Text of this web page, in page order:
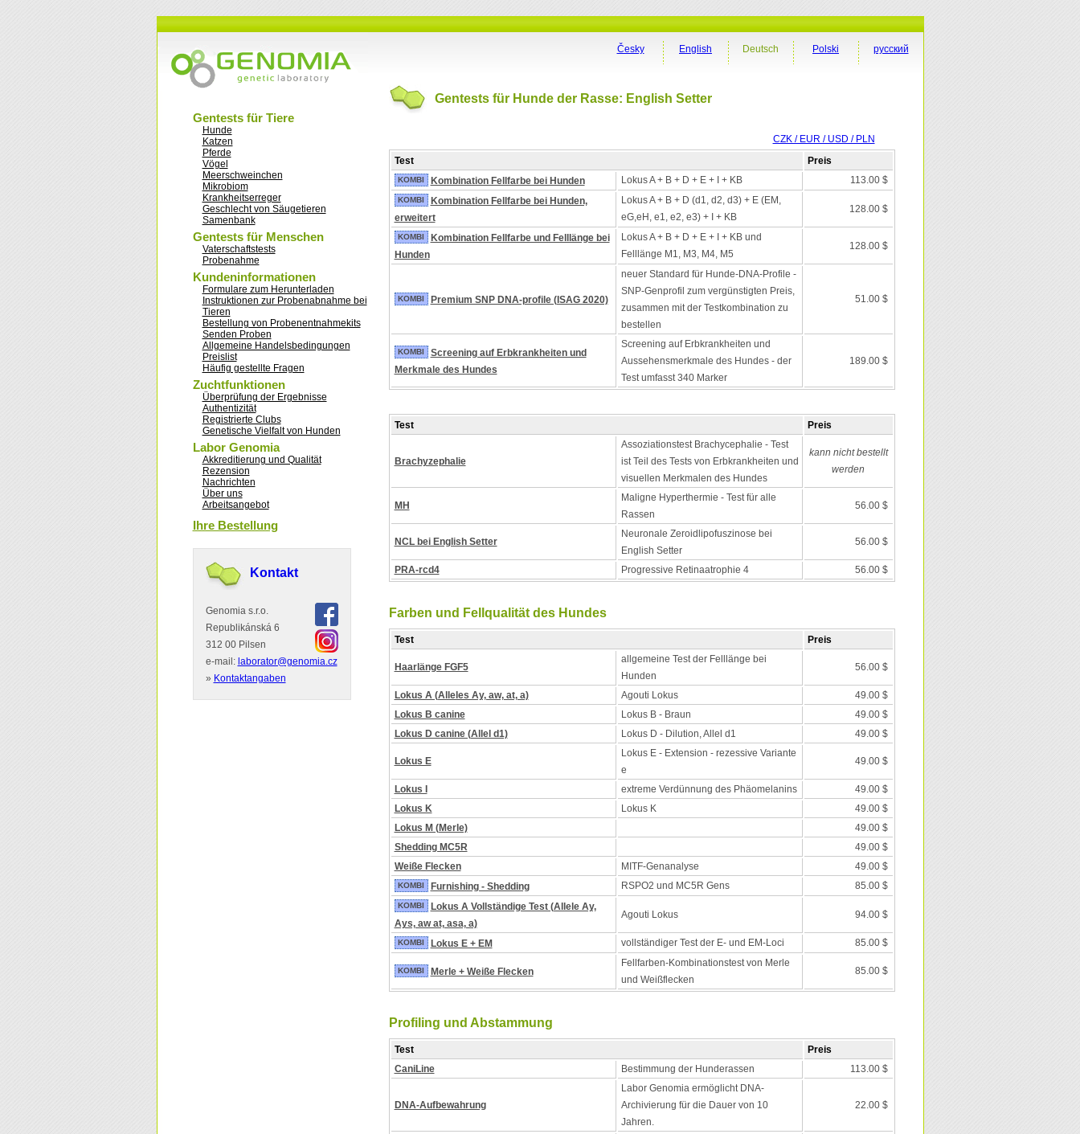
Gentests für Tiere
Hunde
Katzen
Pferde
Vögel
Meerschweinchen
Mikrobiom
Krankheitserreger
Geschlecht von Säugetieren
Samenbank
Gentests für Menschen
Vaterschaftstests
Probenahme
Kundeninformationen
Formulare zum Herunterladen
Instruktionen zur Probenabnahme bei
Tieren
Bestellung von Probenentnahmekits
Senden Proben
Allgemeine Handelsbedingungen
Preislist
Häufig gestellte Fragen
Zuchtfunktionen
Überprüfung der Ergebnisse
Authentizität
Registrierte Clubs
Genetische Vielfalt von Hunden
Labor Genomia
Akkreditierung und Qualität
Rezension
Nachrichten
Über uns
Arbeitsangebot
Ihre Bestellung
Kontakt
Genomia s.r.o.
Republikánská 6
312 00 Pilsen
e-mail: laborator@genomia.cz
» Kontaktangaben
русский
Polski
Deutsch
English
Česky
Gentests für Hunde der Rasse: English Setter
CZK / EUR / USD / PLN
Test
Preis
KOMBI Kombination Fellfarbe bei Hunden Lokus A + B + D + E + I + KB 113.00 $
KOMBI
Kombination Fellfarbe bei Hunden,
erweitert
Lokus A + B + D (d1, d2, d3) + E (EM,
eG,eH, e1, e2, e3) + I + KB
128.00 $
KOMBI
Kombination Fellfarbe und Felllänge bei
Hunden
Lokus A + B + D + E + I + KB und
Felllänge M1, M3, M4, M5
128.00 $
KOMBI Premium SNP DNA-profile (ISAG 2020)
neuer Standard für Hunde-DNA-Profile -
SNP-Genprofil zum vergünstigten Preis,
zusammen mit der Testkombination zu
bestellen
51.00 $
KOMBI
Screening auf Erbkrankheiten und
Merkmale des Hundes
Screening auf Erbkrankheiten und
Aussehensmerkmale des Hundes - der
Test umfasst 340 Marker
189.00 $
Test Preis
Brachyzephalie
Assoziationstest Brachycephalie - Test
ist Teil des Tests von Erbkrankheiten und
visuellen Merkmalen des Hundes
kann nicht bestellt
werden
MH
Maligne Hyperthermie - Test für alle
Rassen
56.00 $
NCL bei English Setter
Neuronale Zeroidlipofuszinose bei
English Setter
56.00 $
PRA-rcd4 Progressive Retinaatrophie 4 56.00 $
Farben und Fellqualität des Hundes
Test Preis
Haarlänge FGF5
allgemeine Test der Felllänge bei
Hunden
56.00 $
Lokus A (Alleles Ay, aw, at, a) Agouti Lokus
49.00 $
Lokus B canine
Lokus B - Braun
49.00 $
Lokus D canine (Allel d1)
Lokus D - Dilution, Allel d1 49.00 $
Lokus E
Lokus E - Extension - rezessive Variante
e
49.00 $
Lokus I extreme Verdünnung des Phäomelanins
49.00 $
Lokus K
Lokus K
49.00 $
Lokus M (Merle)
49.00 $
Shedding MC5R
49.00 $
Weiße Flecken
MITF-Genanalyse 49.00 $
KOMBI Furnishing - Shedding RSPO2 und MC5R Gens 85.00 $
KOMBI
Lokus A Vollständige Test (Allele Ay,
Ays, aw at, asa, a)
Agouti Lokus 94.00 $
KOMBI Lokus E + EM vollständiger Test der E- und EM-Loci 85.00 $
KOMBI Merle + Weiße Flecken
Fellfarben-Kombinationstest von Merle
und Weißflecken
85.00 $
Profiling und Abstammung
Test
Preis
CaniLine
Bestimmung der Hunderassen 113.00 $
DNA-Aufbewahrung
Labor Genomia ermöglicht DNA-
Archivierung für die Dauer von 10
Jahren.
22.00 $